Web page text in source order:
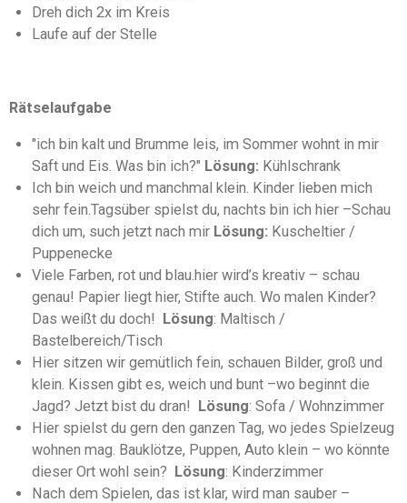
Dreh dich 2x im Kreis
Laufe auf der Stelle
Rätselaufgabe
"ich bin kalt und Brumme leis, im Sommer wohnt in mir
Saft und Eis. Was bin ich?" Lösung: Kühlschrank
Ich bin weich und manchmal klein. Kinder lieben mich
sehr fein.Tagsüber spielst du, nachts bin ich hier –Schau
dich um, such jetzt nach mir Lösung: Kuscheltier /
Puppenecke
Viele Farben, rot und blau.hier wird’s kreativ – schau
genau! Papier liegt hier, Stifte auch. Wo malen Kinder?
Das weißt du doch! Lösung: Maltisch /
Bastelbereich/Tisch
Hier sitzen wir gemütlich fein, schauen Bilder, groß und
klein. Kissen gibt es, weich und bunt –wo beginnt die
Jagd? Jetzt bist du dran! Lösung: Sofa / Wohnzimmer
Hier spielst du gern den ganzen Tag, wo jedes Spielzeug
wohnen mag. Bauklötze, Puppen, Auto klein – wo könnte
dieser Ort wohl sein? Lösung: Kinderzimmer
Nach dem Spielen, das ist klar, wird man sauber –